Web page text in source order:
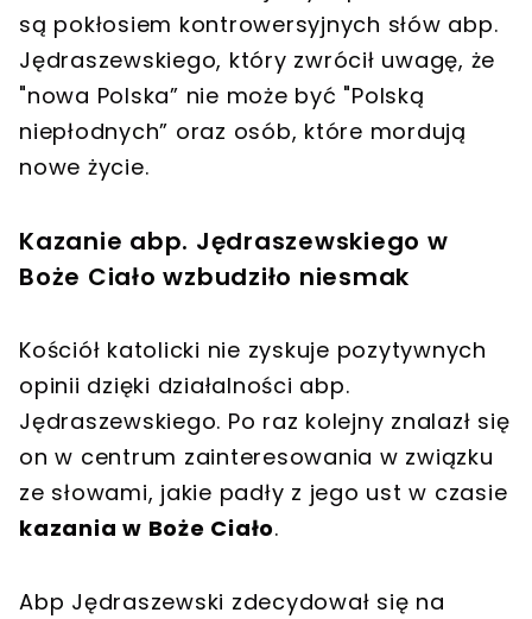
są pokłosiem kontrowersyjnych słów abp.
Jędraszewskiego, który zwrócił uwagę, że
"nowa Polska” nie może być "Polską
niepłodnych” oraz osób, które mordują
nowe życie.
Kazanie abp. Jędraszewskiego w
Boże Ciało wzbudziło niesmak
Kościół katolicki nie zyskuje pozytywnych
opinii dzięki działalności abp.
Jędraszewskiego. Po raz kolejny znalazł się
on w centrum zainteresowania w związku
ze słowami, jakie padły z jego ust w czasie
kazania w Boże Ciało.
Abp Jędraszewski zdecydował się na